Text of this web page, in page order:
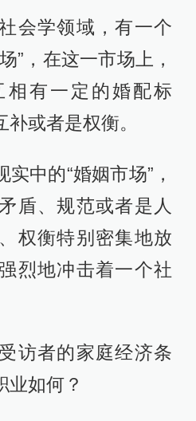
会学领域，有一个
”，在这一市场上，
相有一定的婚配标
或者是权衡。
中的“婚姻市场”，
盾、规范或者是人
权衡特别密集地放
烈地冲击着一个社
访者的家庭经济条
业如何？